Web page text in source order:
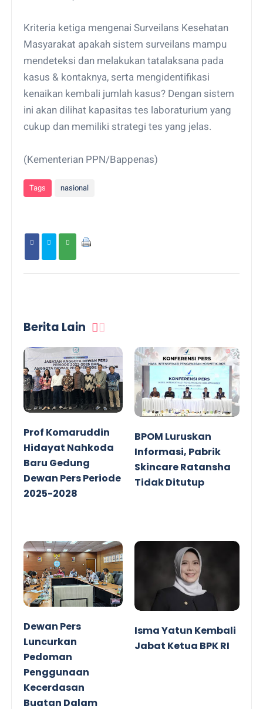
Kriteria ketiga mengenai Surveilans Kesehatan
Masyarakat apakah sistem surveilans mampu
mendeteksi dan melakukan tatalaksana pada
kasus & kontaknya, serta mengidentifikasi
kenaikan kembali jumlah kasus? Dengan sistem
ini akan dilihat kapasitas tes laboraturium yang
cukup dan memiliki strategi tes yang jelas.
(Kementerian PPN/Bappenas)
Tags nasional
Berita Lain
Prof Komaruddin
Hidayat Nahkoda
Baru Gedung
Dewan Pers Periode
2025-2028
BPOM Luruskan
Informasi, Pabrik
Skincare Ratansha
Tidak Ditutup
Dewan Pers
Luncurkan
Pedoman
Penggunaan
Kecerdasan
Buatan Dalam
Isma Yatun Kembali
Jabat Ketua BPK RI